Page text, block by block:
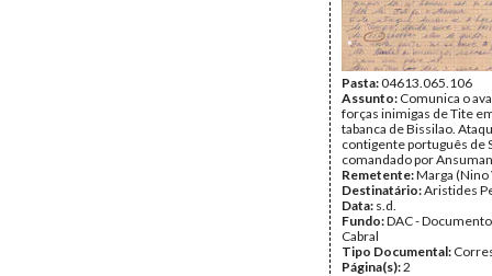
Pasta:04613.065.106
Assunto: Comunica o
forças inimigas de Tite
tabanca de Bissilao.
contigente português de
comandado por
Remetente:Marga (Nino
Destinatário:Aristides
Data: s.d.
Fundo:DAC -
Cabral
Tipo Documental:
Página(s):2